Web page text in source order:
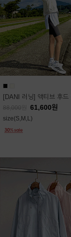
88,000 61,600원
size(S,M,L)